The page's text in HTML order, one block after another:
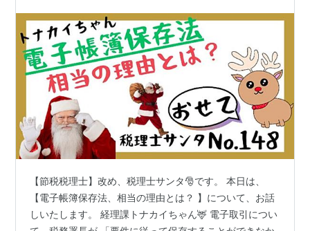
【節税税理士】改め、税理士サンタ🎅です。 本日は、
【電子帳簿保存法、相当の理由とは？ 】について、お話
しいたします。 経理課トナカイちゃん🦌 電子取引につい